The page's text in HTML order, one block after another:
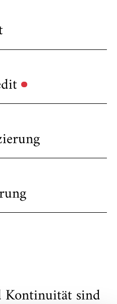
Kontinuität sind